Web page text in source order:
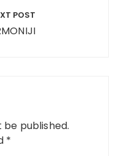
POST
be published.
*